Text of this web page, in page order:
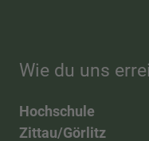
Wie du uns
Hochschule
Zittau/Görlitz